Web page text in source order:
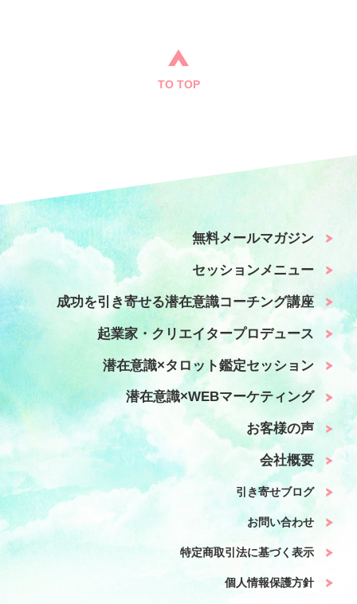
TO TOP
無料メールマガジン
セッションメニュー
成功を引き寄せる潜在意識コーチング講座
起業家・クリエイタープロデュース
潜在意識×タロット鑑定セッション
潜在意識×WEBマーケティング
お客様の声
会社概要
引き寄せブログ
お問い合わせ
特定商取引法に基づく表示
個人情報保護方針